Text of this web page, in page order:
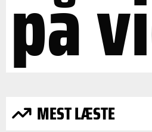
på
MEST LÆSTE